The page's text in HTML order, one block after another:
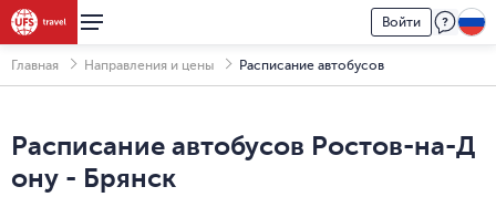
Войти
Главная Направления и цены Расписание автобусов
Расписание автобусов Ростов-на-Д
ону - Брянск